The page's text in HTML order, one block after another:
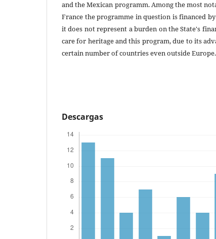
and the Mexican programm. Among the most
France the programme in question is financed
it does not represent a burden on the State's
care for heritage and this program, due to its
certain number of countries even outside Europe.
Descargas